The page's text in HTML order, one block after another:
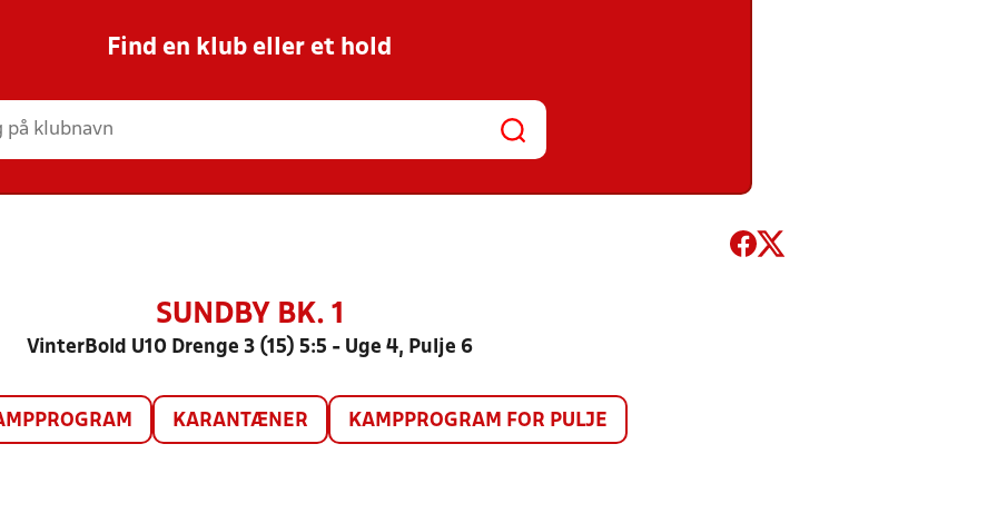
Find en klub eller et hold
SUNDBY BK. 1
VinterBold U10 Drenge 3 (15) 5:5 - Uge 4, Pulje 6
KARANTÆNER KAMPPROGRAM FOR PULJE